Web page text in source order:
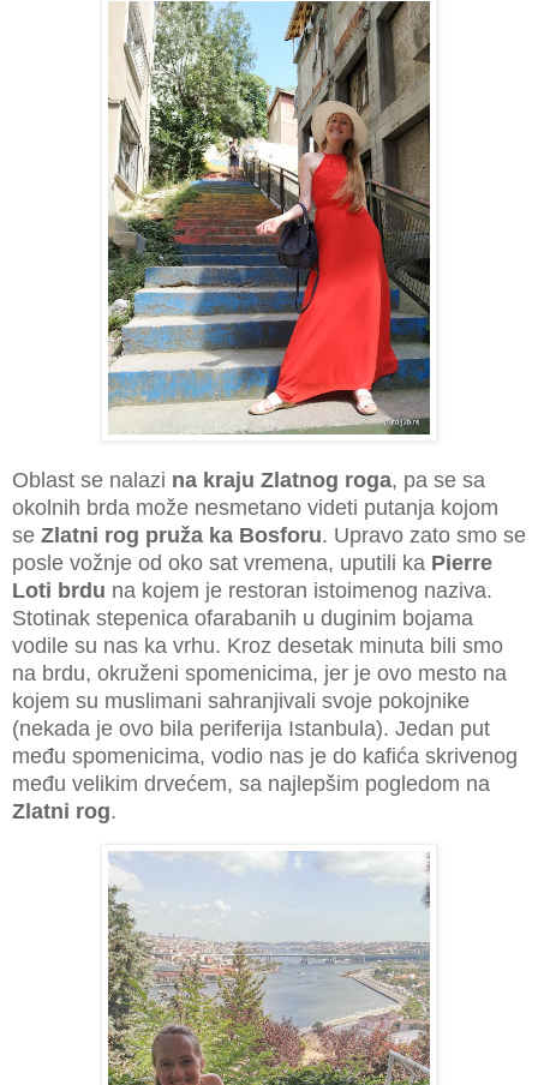
Oblast se nalazi na kraju Zlatnog roga, pa se sa
okolnih brda može nesmetano videti putanja kojom
se Zlatni rog pruža ka Bosforu. Upravo zato smo se
posle vožnje od oko sat vremena, uputili ka Pierre
Loti brdu na kojem je restoran istoimenog naziva.
Stotinak stepenica ofarabanih u duginim bojama
vodile su nas ka vrhu. Kroz desetak minuta bili smo
na brdu, okruženi spomenicima, jer je ovo mesto na
kojem su muslimani sahranjivali svoje pokojnike
(nekada je ovo bila periferija Istanbula). Jedan put
među spomenicima, vodio nas je do kafića skrivenog
među velikim drvećem, sa najlepšim pogledom na
Zlatni rog.